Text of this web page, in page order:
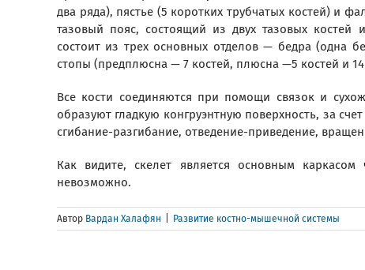
два ряда), пястье (5 коротких трубчатых костей) и
тазовый пояс, состоящий из двух тазовых
состоит из трех основных отделов — бедра (одна
стопы (предплюсна — 7 костей, плюсна —5 костей и
Все кости соединяются при помощи связок и
образуют гладкую конгруэнтную поверхность, за
сгибание-разгибание, отведение-приведение,
Как видите, скелет является основным каркасом
невозможно.
Автор Вардан Халафян Развитие костно-мышечной системы